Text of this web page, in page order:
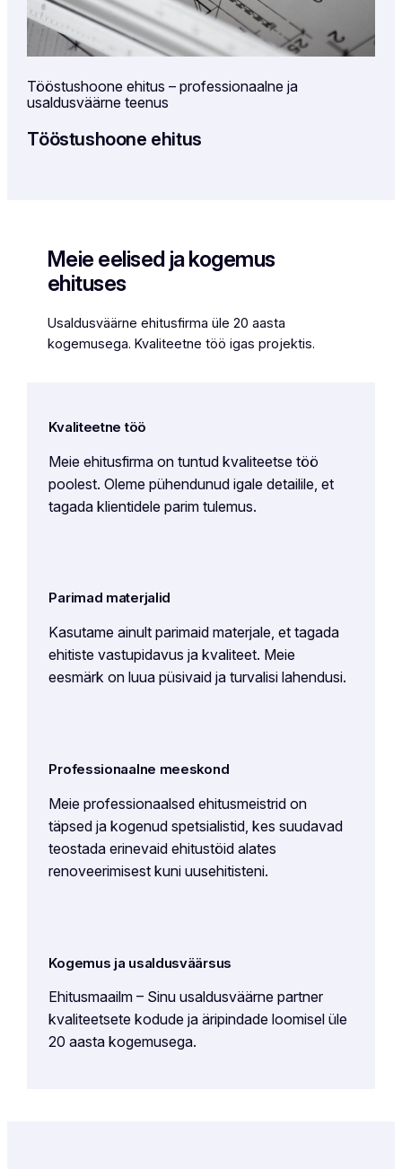
Tööstushoone ehitus – professionaalne ja
usaldusväärne teenus
Tööstushoone ehitus
Meie eelised ja kogemus
ehituses
Usaldusväärne ehitusfirma üle 20 aasta
kogemusega. Kvaliteetne töö igas projektis.
Kvaliteetne töö
Meie ehitusfirma on tuntud kvaliteetse töö
poolest. Oleme pühendunud igale detailile, et
tagada klientidele parim tulemus.
Parimad materjalid
Kasutame ainult parimaid materjale, et tagada
ehitiste vastupidavus ja kvaliteet. Meie
eesmärk on luua püsivaid ja turvalisi lahendusi.
Professionaalne meeskond
Meie professionaalsed ehitusmeistrid on
täpsed ja kogenud spetsialistid, kes suudavad
teostada erinevaid ehitustöid alates
renoveerimisest kuni uusehitisteni.
Kogemus ja usaldusväärsus
Ehitusmaailm – Sinu usaldusväärne partner
kvaliteetsete kodude ja äripindade loomisel üle
20 aasta kogemusega.